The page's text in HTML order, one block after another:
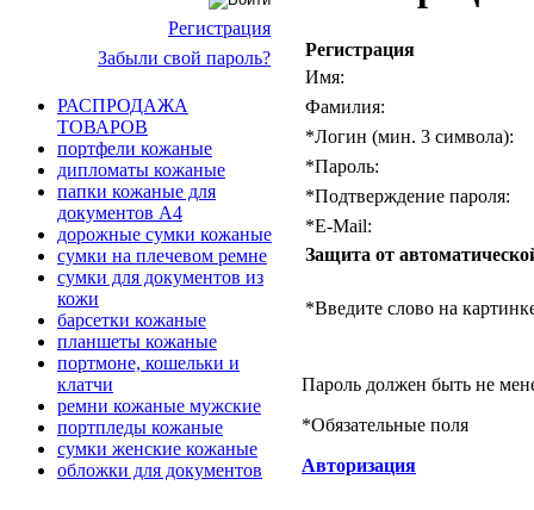
Регистрация
Забыли свой пароль?
РАСПРОДАЖА
ТОВАРОВ
портфели кожаные
дипломаты кожаные
папки кожаные для
документов А4
дорожные сумки кожаные
сумки на плечевом ремне
сумки для документов из
кожи
барсетки кожаные
планшеты кожаные
портмоне, кошельки и
клатчи
ремни кожаные мужские
портпледы кожаные
сумки женские кожаные
обложки для документов
Регистрация
Имя:
Фамилия:
*Логин (мин. 3 символа):
*Пароль:
*Подтверждение пароля:
*E-Mail:
Защита от
*Введите слово на
Пароль должен быть не
*Обязательные поля
Авторизация